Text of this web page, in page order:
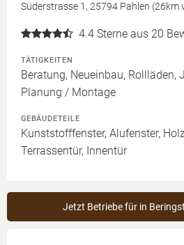
Süderstrasse 1, 25794 Pahlen
4.4 Sterne aus 20
TÄTIGKEITEN
Beratung, Neueinbau, Rollläden,
Planung / Montage
GEBÄUDETEILE
Kunststofffenster, Alufenster,
Terrassentür, Innentür
Jetzt Betriebe für in